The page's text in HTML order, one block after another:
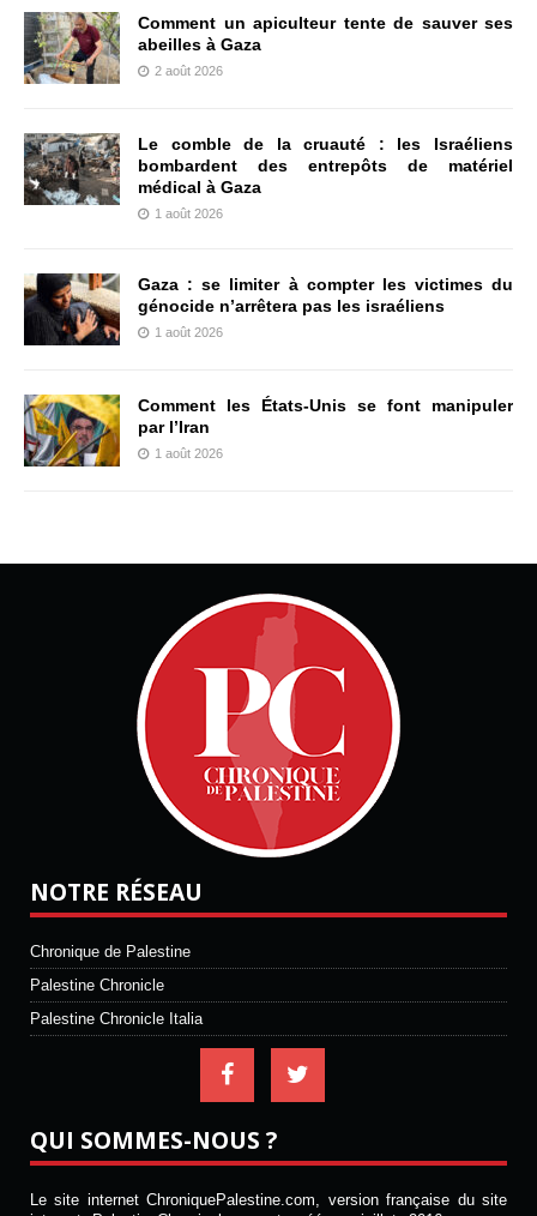
Comment un apiculteur tente de sauver ses
abeilles à Gaza
2 août 2026
Le comble de la cruauté : les Israéliens
bombardent des entrepôts de matériel
médical à Gaza
1 août 2026
Gaza : se limiter à compter les victimes du
génocide n’arrêtera pas les israéliens
1 août 2026
Comment les États-Unis se font manipuler
par l’Iran
1 août 2026
NOTRE RÉSEAU
Chronique de Palestine
Palestine Chronicle
Palestine Chronicle Italia
QUI SOMMES-NOUS ?
Le site internet ChroniquePalestine.com, version française du site